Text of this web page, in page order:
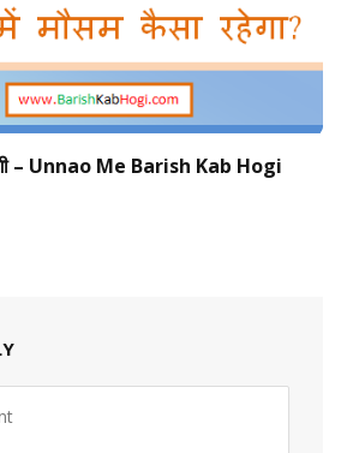
– Unnao Me Barish Kab Hogi